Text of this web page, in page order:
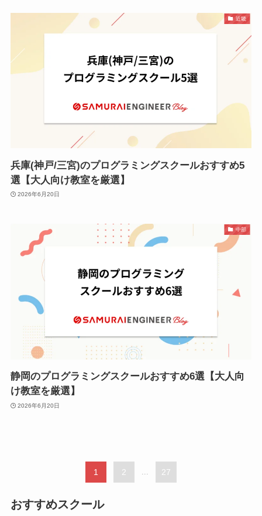
近畿
兵庫(神戸/三宮)のプログラミングスクールおすすめ5
選【大人向け教室を厳選】
2026年6月20日
中部
静岡のプログラミングスクールおすすめ6選【大人向
け教室を厳選】
2026年6月20日
1 2 ... 27
おすすめスクール